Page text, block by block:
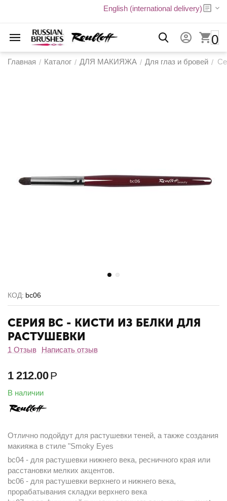
English (international delivery)
0
Главная / Каталог / ДЛЯ МАКИЯЖА / Для глаз и бровей /
КОД: bc06
СЕРИЯ BC - КИСТИ ИЗ БЕЛКИ ДЛЯ
РАСТУШЕВКИ
1 Отзыв Написать отзыв
1 212.00Р
В наличии
Отлично подойдут для растушевки теней, а также создания
макияжа в стиле "Smoky Eyes
bc04 - для растушевки нижнего века, ресничного края или
расстановки мелких акцентов.
bc06 - для растушевки верхнего и нижнего века,
прорабатывания складки верхнего века